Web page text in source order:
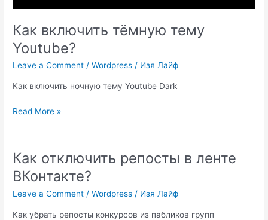
Как включить тёмную тему
Youtube?
Leave a Comment /Wordpress / Изя Лайф
Как включить ночную тему Youtube Dark
Как
тёмную
тему
Youtube?
Read More »
Как отключить репосты в ленте
ВКонтакте?
Leave a Comment /Wordpress / Изя Лайф
Как убрать репосты конкурсов из пабликов групп